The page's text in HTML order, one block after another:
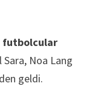
futbolcular
Sara, Noa Lang
geldi.